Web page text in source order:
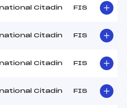
Citadin FIS
Citadin FIS
Citadin FIS
Citadin FIS